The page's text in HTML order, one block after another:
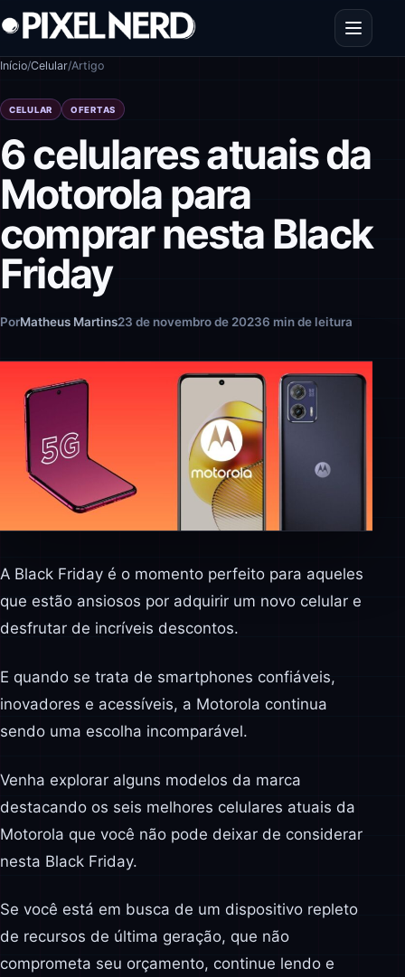
Pular para o conteúdo
Abrir
Início/Celular/Artigo
CELULAR OFERTAS
6 celulares atuais da
Motorola para
comprar nesta Black
Friday
PorMatheus Martins23 de novembro de 20236 min de leitura
A Black Friday é o momento perfeito para aqueles
que estão ansiosos por adquirir um novo celular e
desfrutar de incríveis descontos.
E quando se trata de smartphones confiáveis,
inovadores e acessíveis, a Motorola continua
sendo uma escolha incomparável.
Venha explorar alguns modelos da marca
destacando os seis melhores celulares atuais da
Motorola que você não pode deixar de considerar
nesta Black Friday.
Se você está em busca de um dispositivo repleto
de recursos de última geração, que não
comprometa seu orçamento, continue lendo e